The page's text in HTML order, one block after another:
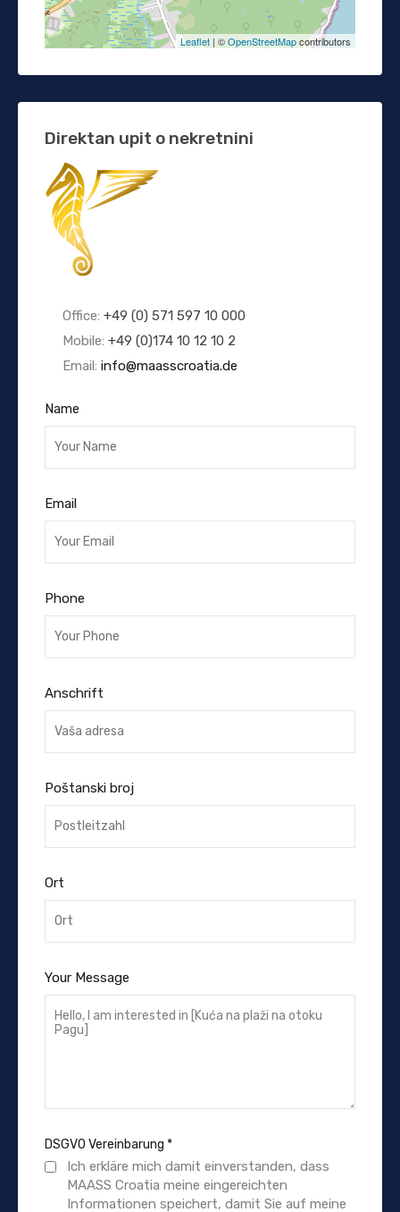
Leaflet | ©OpenStreetMapcontributors
Direktan upit o nekretnini
Office: +49 (0) 571 597 10 000
Mobile: +49 (0)174 10 12 10 2
Email: info@maasscroatia.de
Name
Email
Phone
Anschrift
Poštanski broj
Ort
Your Message
DSGVO Vereinbarung *
Ich erkläre mich damit einverstanden, dass
MAASS Croatia meine eingereichten
Informationen speichert, damit Sie auf meine